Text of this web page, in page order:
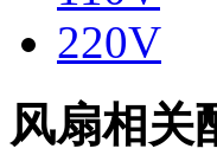
220V
风扇相关